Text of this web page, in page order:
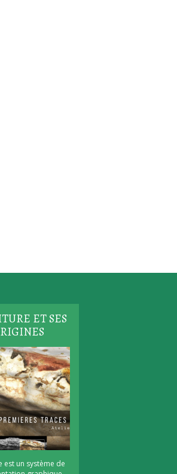
ET SES
est un système de